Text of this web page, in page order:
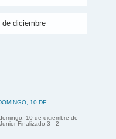
diciembre
10 DE
10 de diciembre de
Finalizado 3 - 2